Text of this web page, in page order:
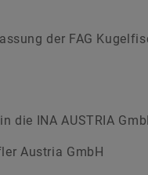
der FAG
die INA AUSTRIA
Austria GmbH